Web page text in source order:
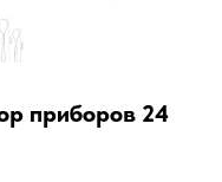
приборов 24